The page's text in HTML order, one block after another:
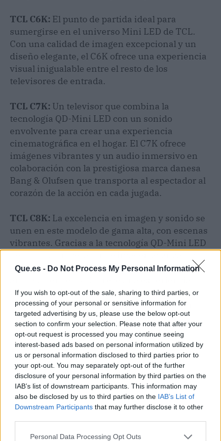
Que.es - Do Not Process My Personal Information
If you wish to opt-out of the sale, sharing to third parties, or
processing of your personal or sensitive information for
targeted advertising by us, please use the below opt-out
section to confirm your selection. Please note that after your
opt-out request is processed you may continue seeing
interest-based ads based on personal information utilized by
us or personal information disclosed to third parties prior to
your opt-out. You may separately opt-out of the further
disclosure of your personal information by third parties on the
IAB’s list of downstream participants. This information may
also be disclosed by us to third parties on the IAB’s List of
Downstream Participants that may further disclose it to other
Personal Data Processing Opt Outs
TCL C6K: El punto de partida ideal para
sumergirse en el universo Mini LED de TCL.
Con una calidad de imagen excepcional y un
diseño elegante, el C6K ofrece una experiencia
visual inigualable entre el resto de los
televisores de entrada.
TCL C7K: Un televisor que combina la
tecnología QD-Mini LED con un sonido
envolvente para crear una experiencia
cinematográfica en el hogar. El C7K ofrece
imágenes vibrantes y un audio inmersivo en
colaboración con la prestigiosa marca danesa
Bang & Olufsen que transporta al espectador al
corazón de la acción en cada jugada.
TCL C8K: La excelencia en imagen y sonido se
unen en este modelo de gama alta, con escenas
vibrantes. Gracias a la tecnología QD-Mini LED
un sistema de sonido de alta fidelidad by Bang
visual y auditiva de máximo nivel que hará
sentir a los espectadores como si estuvieran
dentro del estadio.